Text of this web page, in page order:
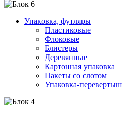
Упаковка, футляры
Пластиковые
Флоковые
Блистеры
Деревянные
Картонная упаковка
Пакеты со слотом
Упаковка-перевертыш